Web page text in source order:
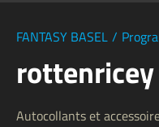
FANTASY BASEL /
rottenricey
Autocollants et